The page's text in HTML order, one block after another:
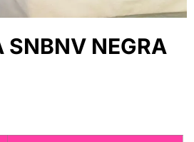
SNBNV NEGRA